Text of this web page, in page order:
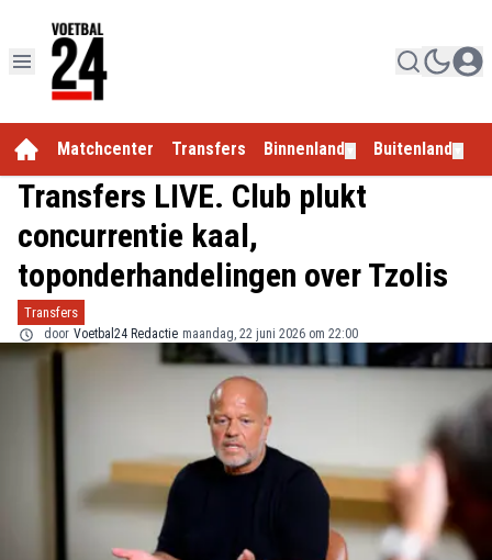
Matchcenter Transfers Binnenland Buitenland
Transfers LIVE. Club plukt
concurrentie kaal,
toponderhandelingen over Tzolis
Transfers
door Voetbal24 Redactie maandag, 22 juni 2026 om 22:00